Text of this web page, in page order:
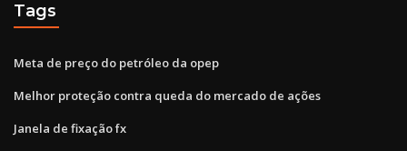
Tags
Meta de preço do petróleo da opep
Melhor proteção contra queda do mercado de ações
Janela de fixação fx